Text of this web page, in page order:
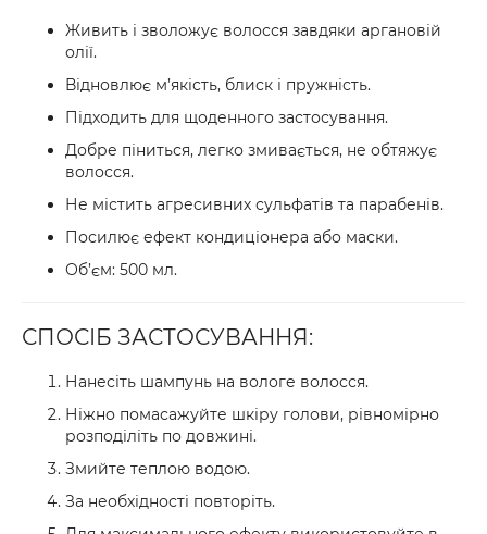
Живить і зволожує волосся завдяки аргановій
олії.
Відновлює м’якість, блиск і пружність.
Підходить для щоденного застосування.
Добре піниться, легко змивається, не обтяжує
волосся.
Не містить агресивних сульфатів та парабенів.
Посилює ефект кондиціонера або маски.
Об’єм: 500 мл.
СПОСІБ ЗАСТОСУВАННЯ:
Нанесіть шампунь на вологе волосся.
Ніжно помасажуйте шкіру голови, рівномірно
розподіліть по довжині.
Змийте теплою водою.
За необхідності повторіть.